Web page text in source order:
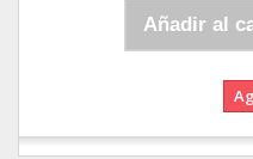
Añadir al